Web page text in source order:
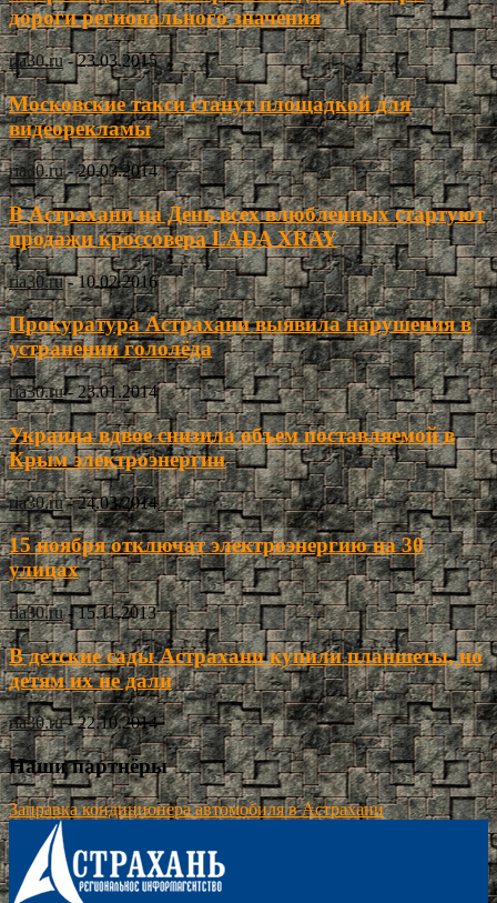
дороги регионального значения
ria30.ru - 23.03.2015
Московские такси станут площадкой для
видеорекламы
ria30.ru - 20.03.2014
В Астрахани на День всех влюбленных стартуют
продажи кроссовера LADA XRAY
ria30.ru - 10.02.2016
Прокуратура Астрахани выявила нарушения в
устранении гололёда
ria30.ru - 23.01.2014
Украина вдвое снизила объем поставляемой в
Крым электроэнергии
ria30.ru - 24.03.2014
15 ноября отключат электроэнергию на 30
улицах
ria30.ru - 15.11.2013
В детские сады Астрахани купили планшеты, но
детям их не дали
ria30.ru - 22.10.2014
Наши партнёры
Заправка кондиционера автомобиля в Астрахани